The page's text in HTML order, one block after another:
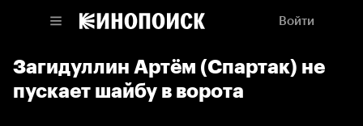
Войти
Загидуллин Артём (Спартак) не
пускает шайбу в ворота